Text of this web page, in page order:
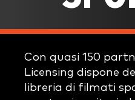
Con quasi 150
Licensing dispone
libreria di filmati